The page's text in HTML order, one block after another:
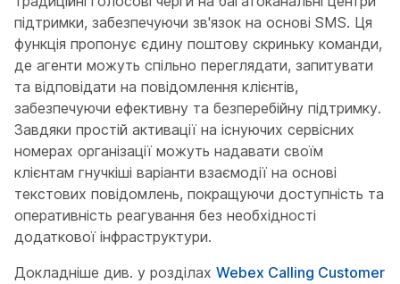
підтримки, забезпечуючи зв'язок на основі SMS. Ця
функція пропонує єдину поштову скриньку команди,
де агенти можуть спільно переглядати, запитувати
та відповідати на повідомлення клієнтів,
забезпечуючи ефективну та безперебійну підтримку.
Завдяки простій активації на існуючих сервісних
номерах організації можуть надавати своїм
клієнтам гнучкіші варіанти взаємодії на основі
текстових повідомлень, покращуючи доступність та
оперативність реагування без необхідності
додаткової інфраструктури.
Докладніше див. у розділах Webex Calling Customer